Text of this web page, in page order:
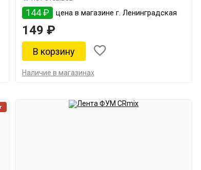
144 ₽ цена в магазине г. Ленинградская
149 ₽
Наличие в магазинах